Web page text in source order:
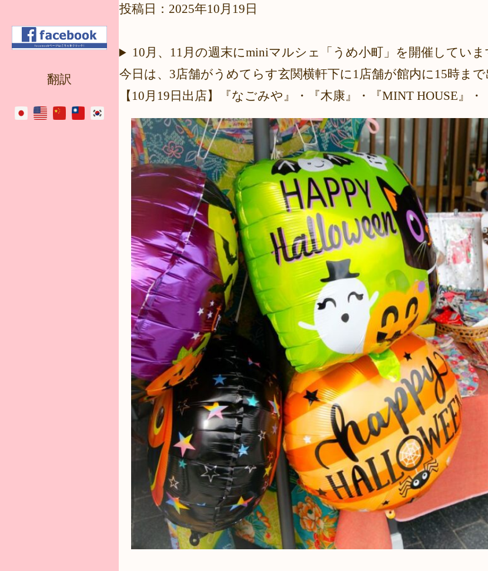
翻訳
投稿日：2025年10月19日
10月、11月の週末にminiマルシェ「うめ小町」を開催していま
今日は、3店舗がうめてらす玄関横軒下に1店舗が館内に15時まで
【10月19日出店】『なごみや』・『木康』・『MINT HOUSE』・